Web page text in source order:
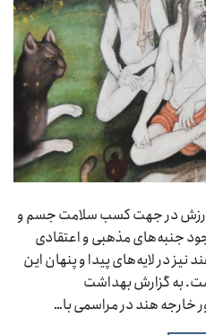
ورزش در جهت کسب سلامت جسم و
جنبه‌های مذهبی و اعتقادی
نیز در لایه‌های پیدا و پنهان این
به گزارش بهداشت
خارجه هند در مراسمی با…